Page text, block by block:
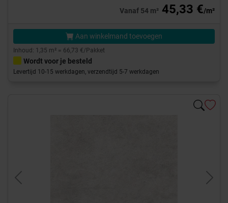
Vanaf 54 m² 45,33 €/m²
Aan winkelmand toevoegen
Inhoud: 1,35 m² = 66,73 €/Pakket
Wordt voor je besteld
Levertijd 10-15 werkdagen, verzendtijd 5-7 werkdagen
Previous Next